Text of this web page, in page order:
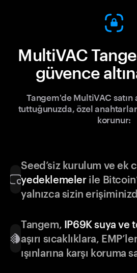
MultiVAC
güvence
Tangem'de MultiVAC satın
tuttuğunuzda, özel
korunur:
Seed’siz kurulum ve ek
yedeklemelerile
yalnızca sizin
Tangem, IP69K suya ve
aşırı sıcaklıklara,
ışınlarına karşı koruma